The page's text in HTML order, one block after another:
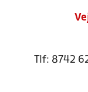
Tlf: 8742